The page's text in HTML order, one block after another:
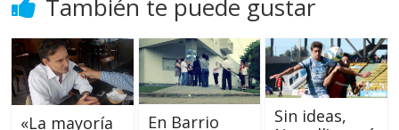
También te puede gustar
«La mayoría
En Barrio
Sin ideas,